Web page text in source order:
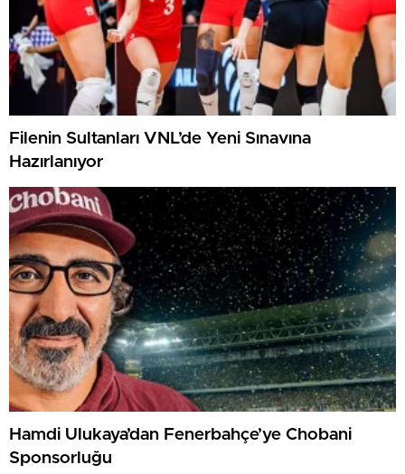
Filenin Sultanları VNL’de Yeni Sınavına
Hazırlanıyor
Hamdi Ulukaya’dan Fenerbahçe’ye Chobani
Sponsorluğu